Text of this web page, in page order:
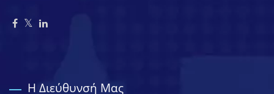
Η Διεύθυνσή Μας